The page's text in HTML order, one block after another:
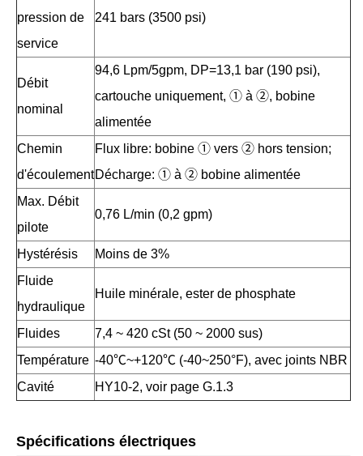
pression de
service
241 bars (3500 psi)
Débit
nominal
94,6 Lpm/5gpm, DP=13,1 bar (190 psi),
cartouche uniquement, ① à ②, bobine
alimentée
Chemin
d'écoulement
Flux libre: bobine ① vers ② hors tension;
Décharge: ① à ② bobine alimentée
Max. Débit
pilote
0,76 L/min (0,2 gpm)
Hystérésis
Moins de 3%
Fluide
hydraulique
Huile minérale, ester de phosphate
Fluides
7,4 ~ 420 cSt (50 ~ 2000 sus)
Température -40℃~+120℃ (-40~250°F), avec joints NBR
Cavité
HY10-2, voir page G.1.3
Spécifications électriques